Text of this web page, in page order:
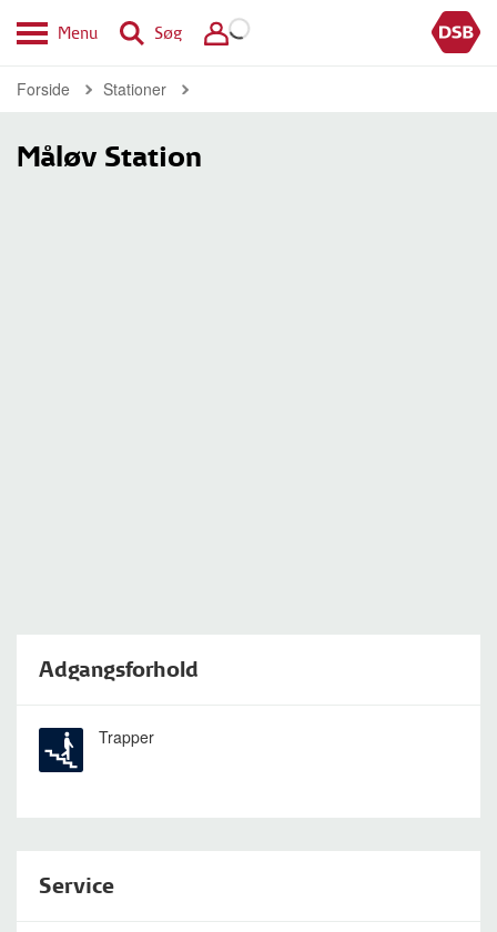
Menu Søg
Forside Stationer
Måløv Station
Adgangsforhold
Trapper
Service